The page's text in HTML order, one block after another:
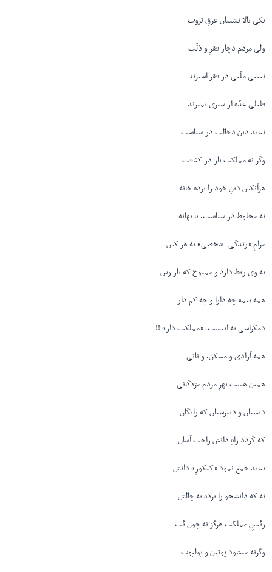
یکی بالا نشینان غرقِ ثروت
ولی مردم دچار فقرِ و ذلّت
نبینی ملّتی در فقر اسیرند
قلیلی عدّه از سیری بمیرند
نباید دین دخالت در سیاست
وگر نه مملکت باز در کثافت
هرآنکس دینِ خود را برده خانه
نه مخلوط در سیاست، با بهانه
مرامِ «زندگی ـ شخصی» به هر کس
به وی ربط دارد و ممنوع که باز رس
همه بیمه چه دارا و چه کم دار
دمکراسی به اینست، «مملکت دار» !!
همه آزادی و مسکن، و نانی
همین هست بهرِ مردم مژدگانی
دبستان و دبیرستان که رایگان
که گردد راهِ دانش راحت آسان
بباید جمع نمود «کنکورِ» دانش
نه که دانشجو را برده به چالش
رئیسِ مملکت هرگز نه چون بُت
وگرنه میشود پوتین و پولپوت